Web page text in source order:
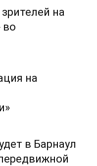
на
во
на
в Барнаул